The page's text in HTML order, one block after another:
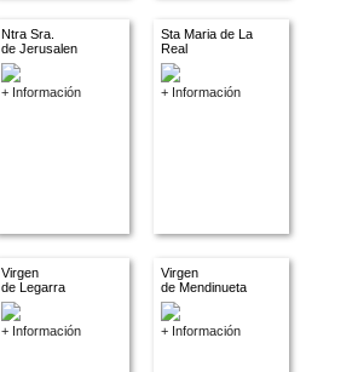
Ntra Sra.
de Jerusalen
+ Información
Sta Maria de La
Real
+ Información
Virgen
de Legarra
+ Información
Virgen
de Mendinueta
+ Información